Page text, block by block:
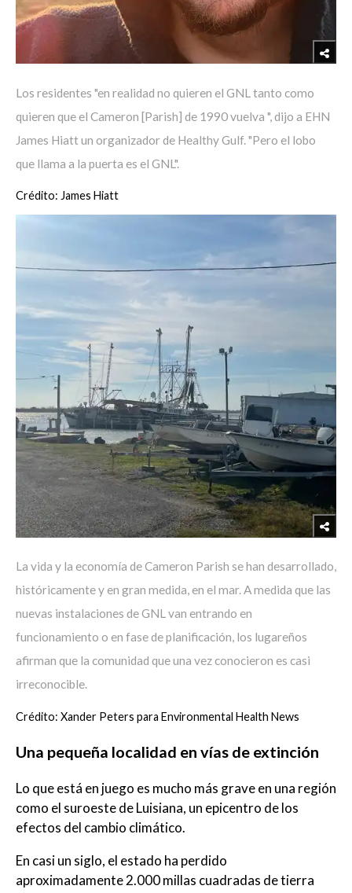
Los residentes "en realidad no quieren el GNL tanto como
quieren que el Cameron [Parish] de 1990 vuelva ", dijo a EHN
James Hiatt un organizador de Healthy Gulf. "Pero el lobo
que llama a la puerta es el GNL".
Crédito: James Hiatt
La vida y la economía de Cameron Parish se han desarrollado,
históricamente y en gran medida, en el mar. A medida que las
nuevas instalaciones de GNL van entrando en
funcionamiento o en fase de planificación, los lugareños
afirman que la comunidad que una vez conocieron es casi
irreconocible.
Crédito: Xander Peters para Environmental Health News
Una pequeña localidad en vías de extinción
Lo que está en juego es mucho más grave en una región
como el suroeste de Luisiana, un epicentro de los
efectos del cambio climático.
En casi un siglo, el estado ha perdido
aproximadamente 2.000 millas cuadradas de tierra